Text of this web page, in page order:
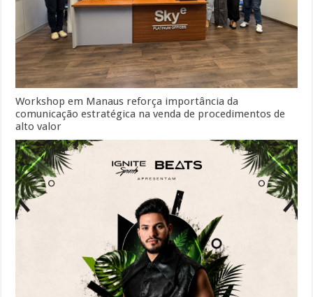
Workshop em Manaus reforça importância da
comunicação estratégica na venda de procedimentos de
alto valor